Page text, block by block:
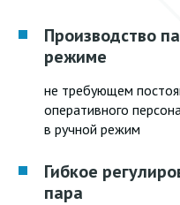
Производство
режиме
не требующем
оперативного
в ручной режим
Гибкое
пара